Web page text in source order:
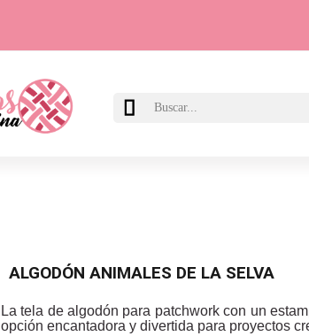

ALGODÓN ANIMALES DE LA SELVA
La tela de algodón para patchwork con un
opción encantadora y divertida para proyectos